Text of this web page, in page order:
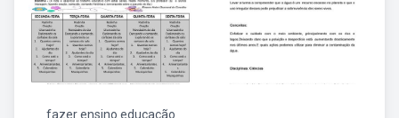
fazer ensino educação